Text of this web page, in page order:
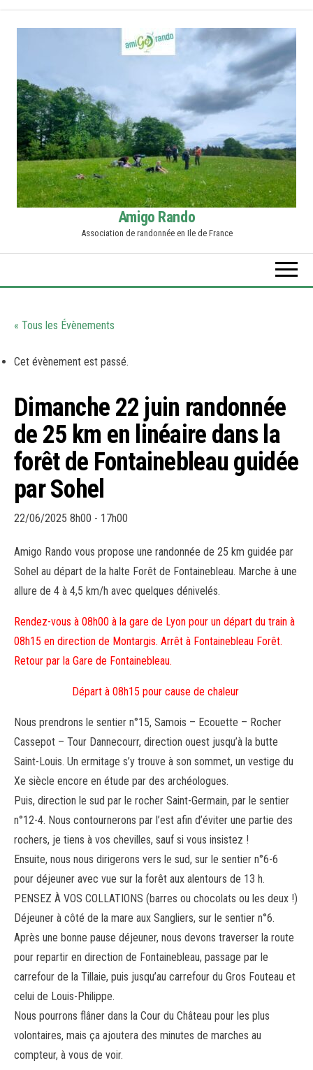
content
Amigo Rando
Association de randonnée en Ile de France
« Tous les Évènements
Cet évènement est passé.
Dimanche 22 juin randonnée
de 25 km en linéaire dans la
forêt de Fontainebleau guidée
par Sohel
22/06/2025 8h00 - 17h00
Amigo Rando vous propose une randonnée de 25 km guidée par
Sohel au départ de la halte Forêt de Fontainebleau. Marche à une
allure de 4 à 4,5 km/h avec quelques dénivelés.
Rendez-vous à 08h00 à la gare de Lyon pour un départ du train à
08h15 en direction de Montargis. Arrêt à Fontainebleau Forêt.
Retour par la Gare de Fontainebleau.
Départ à 08h15 pour cause de chaleur
Nous prendrons le sentier n°15, Samois – Ecouette – Rocher
Cassepot – Tour Dannecourr, direction ouest jusqu’à la butte
Saint-Louis. Un ermitage s’y trouve à son sommet, un vestige du
Xe siècle encore en étude par des archéologues.
Puis, direction le sud par le rocher Saint-Germain, par le sentier
n°12-4. Nous contournerons par l’est afin d’éviter une partie des
rochers, je tiens à vos chevilles, sauf si vous insistez !
Ensuite, nous nous dirigerons vers le sud, sur le sentier n°6-6
pour déjeuner avec vue sur la forêt aux alentours de 13 h.
PENSEZ À VOS COLLATIONS (barres ou chocolats ou les deux !)
Déjeuner à côté de la mare aux Sangliers, sur le sentier n°6.
Après une bonne pause déjeuner, nous devons traverser la route
pour repartir en direction de Fontainebleau, passage par le
carrefour de la Tillaie, puis jusqu’au carrefour du Gros Fouteau et
celui de Louis-Philippe.
Nous pourrons flâner dans la Cour du Château pour les plus
volontaires, mais ça ajoutera des minutes de marches au
compteur, à vous de voir.